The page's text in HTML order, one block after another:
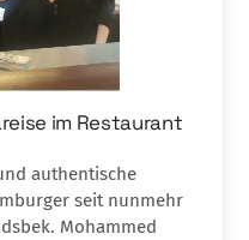
im Restaurant
authentische
seit nunmehr
Mohammed